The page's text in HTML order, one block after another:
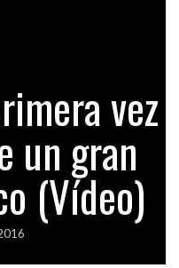
vez
un gran
(Vídeo)